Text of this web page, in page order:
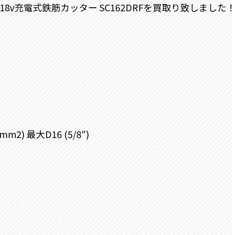
充電式鉄筋カッター SC162DRFを買取り致しました！
最大D16 (5/8″)